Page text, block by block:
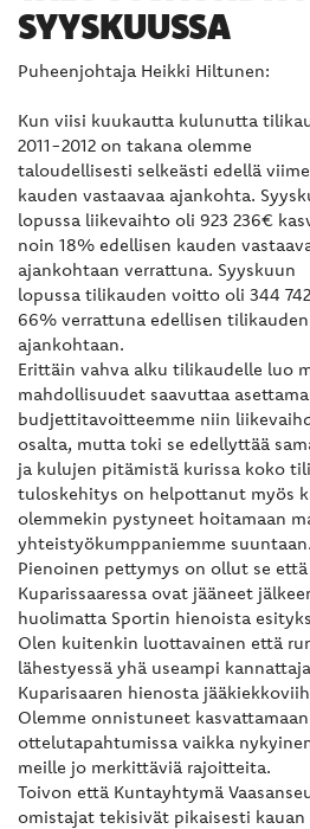
SYYSKUUSSA
Puheenjohtaja Heikki Hiltunen:
Kun viisi kuukautta kulunutta
2011-2012 on takana olemme
taloudellisesti selkeästi edellä viime
kauden vastaavaa ajankohta.
lopussa liikevaihto oli 923 236€
noin 18% edellisen kauden
ajankohtaan verrattuna. Syyskuun
lopussa tilikauden voitto oli 344
66% verrattuna edellisen
ajankohtaan.
Erittäin vahva alku tilikaudelle luo
mahdollisuudet saavuttaa
budjettitavoitteemme niin
osalta, mutta toki se edellyttää
ja kulujen pitämistä kurissa koko
tuloskehitys on helpottanut myös
olemmekin pystyneet hoitamaan
yhteistyökumppaniemme suuntaan.
Pienoinen pettymys on ollut se
Kuparissaaressa ovat jääneet
huolimatta Sportin hienoista
Olen kuitenkin luottavainen että
lähestyessä yhä useampi
Kuparisaaren hienosta
Olemme onnistuneet
ottelutapahtumissa vaikka
meille jo merkittäviä rajoitteita.
Toivon että Kuntayhtymä
omistajat tekisivät pikaisesti